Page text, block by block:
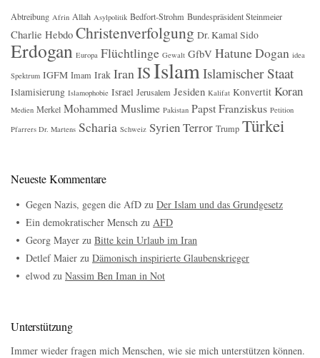
Abtreibung Afrin Allah Asylpolitik Bedfort-Strohm Bundespräsident Steinmeier
Charlie Hebdo Christenverfolgung Dr. Kamal Sido
Erdogan Europa Flüchtlinge Gewalt GfbV Hatune Dogan idea
Spektrum IGFM Imam Irak IranISIslamIslamischer Staat
Islamisierung Islamophobie Israel Jerusalem Jesiden Kalifat Konvertit Koran
Medien Merkel Mohammed Muslime Pakistan Papst Franziskus Petition
Pfarrers Dr. Martens Scharia Schweiz SyrienTerror Trump Türkei
Neueste Kommentare
Gegen Nazis, gegen die AfD zu Der Islam und das Grundgesetz
Ein demokratischer Mensch zu AFD
Georg Mayer zu Bitte kein Urlaub im Iran
Detlef Maier zu Dämonisch inspirierte Glaubenskrieger
elwod zu Nassim Ben Iman in Not
Unterstützung
Immer wieder fragen mich Menschen, wie sie mich unterstützen können.